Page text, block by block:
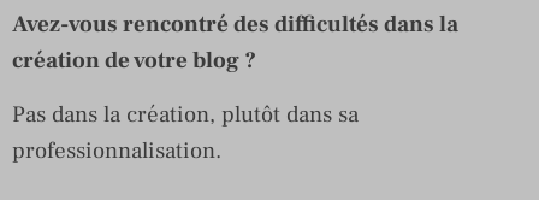
Avez-vous rencontré des difficultés dans la
création de votre blog ?
Pas dans la création, plutôt dans sa
professionnalisation.